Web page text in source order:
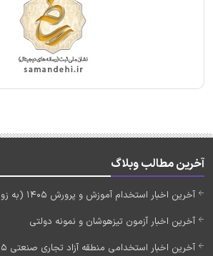
آخرین مطالب وبلاگ
آخرین اخبار استخدام آموزش و پرورش 1405 (به زودی)
آخرین اخبار آزمون تیزهوشان و نمونه دولتی
آخرین اخبار استخدامی منطقه آزاد تجاری صنعتی 1405